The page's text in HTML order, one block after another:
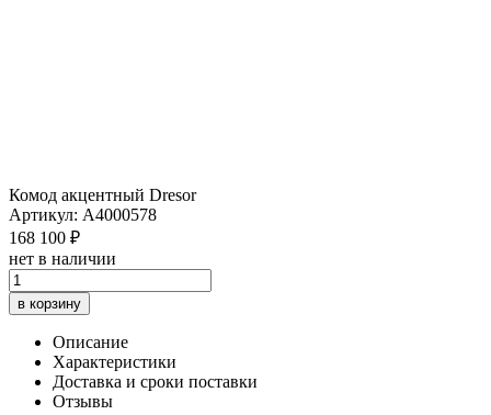
Комод акцентный Dresor
Артикул: A4000578
168 100 ₽
нет в наличии
в корзину
Описание
Характеристики
Доставка и сроки поставки
Отзывы